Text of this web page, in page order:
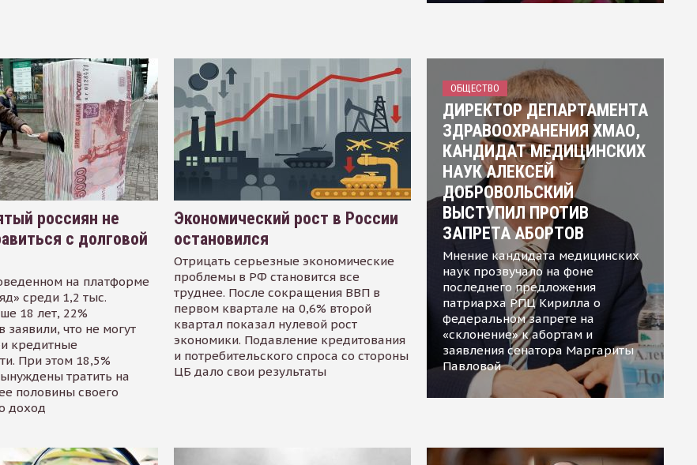
россиян не
с долговой
на платформе
среди 1,2 тыс.
18 лет, 22%
заявили, что не могут
кредитные
При этом 18,5%
тратить на
половины своего
доход
Экономический рост в России
остановился
Отрицать серьезные экономические
проблемы в РФ становится все
труднее. После сокращения ВВП в
первом квартале на 0,6% второй
квартал показал нулевой рост
экономики. Подавление кредитования
и потребительского спроса со стороны
ЦБ дало свои результаты
ОБЩЕСТВО
ДИРЕКТОР ДЕПАРТАМЕНТА
ЗДРАВООХРАНЕНИЯ ХМАО,
КАНДИДАТ МЕДИЦИНСКИХ
НАУК АЛЕКСЕЙ
ДОБРОВОЛЬСКИЙ
ВЫСТУПИЛ ПРОТИВ
ЗАПРЕТА АБОРТОВ
Мнение кандидата медицинских
наук прозвучало на фоне
последнего предложения
патриарха РПЦ Кирилла о
федеральном запрете на
«склонение» к абортам и
заявления сенатора Маргариты
Павловой